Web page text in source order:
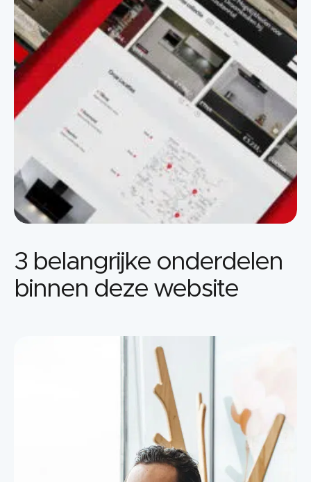
3 belangrijke onderdelen
binnen deze website